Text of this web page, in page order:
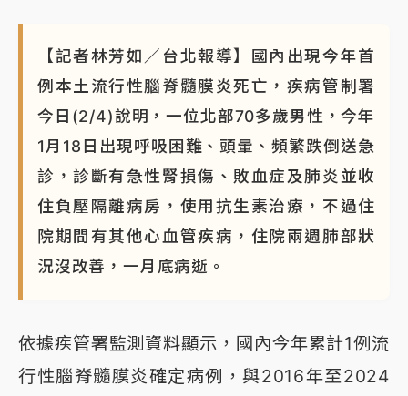
【記者林芳如／台北報導】國內出現今年首
例本土流行性腦脊髓膜炎死亡，疾病管制署
今日(2/4)說明，一位北部70多歲男性，今年
1月18日出現呼吸困難、頭暈、頻繁跌倒送急
診，診斷有急性腎損傷、敗血症及肺炎並收
住負壓隔離病房，使用抗生素治療，不過住
院期間有其他心血管疾病，住院兩週肺部狀
況沒改善，一月底病逝。
依據疾管署監測資料顯示，國內今年累計1例流
行性腦脊髓膜炎確定病例，與2016年至2024